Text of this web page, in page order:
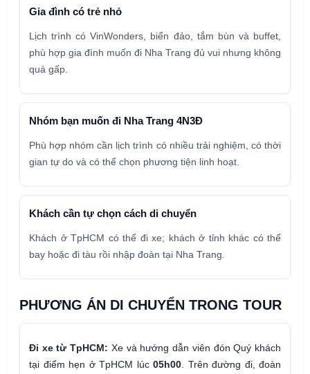
Gia đình có trẻ nhỏ
Lịch trình có VinWonders, biển đảo, tắm bùn và buffet,
phù hợp gia đình muốn đi Nha Trang đủ vui nhưng không
quá gấp.
Nhóm bạn muốn đi Nha Trang 4N3Đ
Phù hợp nhóm cần lịch trình có nhiều trải nghiệm, có thời
gian tự do và có thể chọn phương tiện linh hoạt.
Khách cần tự chọn cách di chuyển
Khách ở TpHCM có thể đi xe; khách ở tỉnh khác có thể
bay hoặc đi tàu rồi nhập đoàn tại Nha Trang.
PHƯƠNG ÁN DI CHUYỂN TRONG TOUR
Đi xe từ TpHCM: Xe và hướng dẫn viên đón Quý khách
tại điểm hẹn ở TpHCM lúc 05h00 . Trên đường đi, đoàn